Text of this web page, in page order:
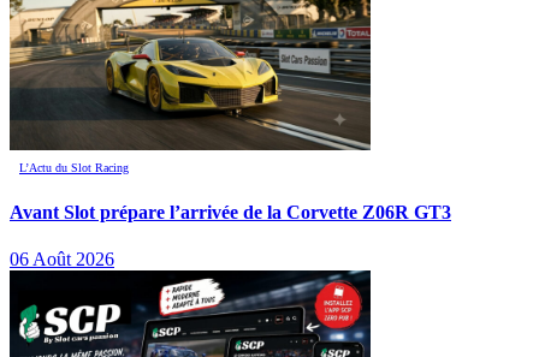
L’Actu du Slot Racing
Avant Slot prépare l’arrivée de la Corvette Z06R GT3
06 Août 2026